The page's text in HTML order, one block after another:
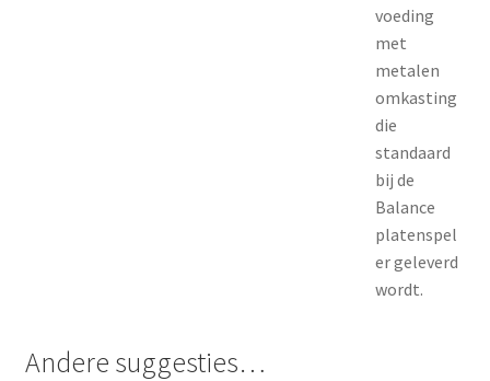
voeding
met
metalen
omkasting
die
standaard
bij de
Balance
platenspel
er geleverd
wordt.
Andere suggesties…